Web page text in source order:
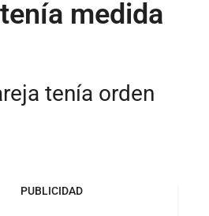
medida
tenía orden
PUBLICIDAD